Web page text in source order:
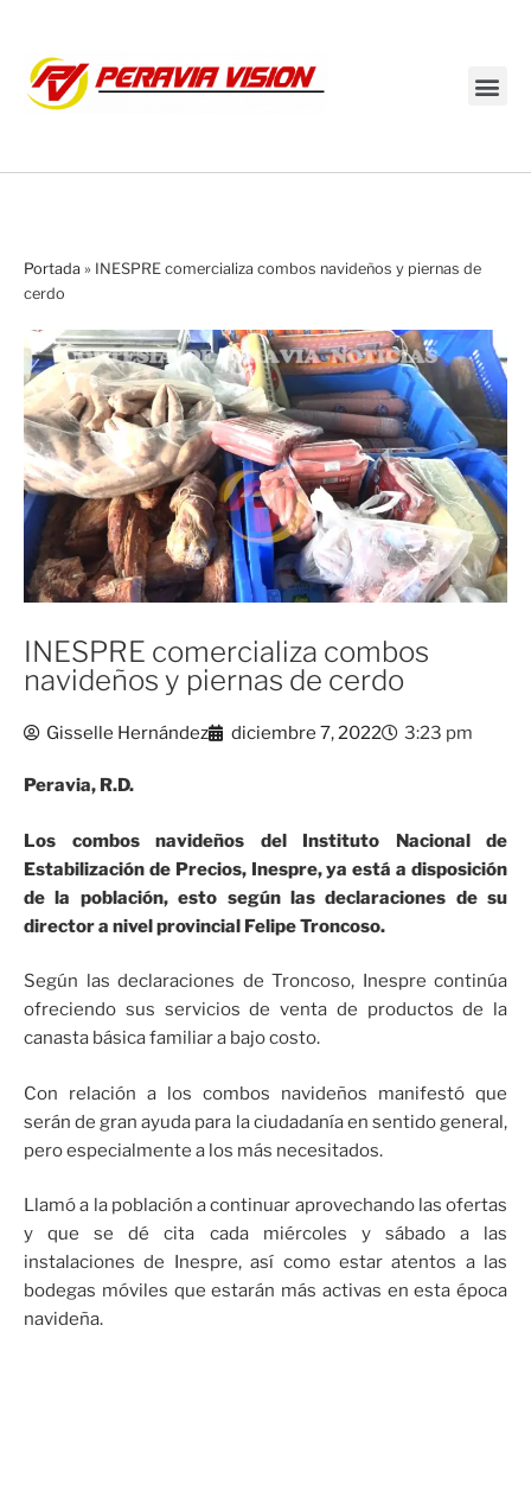
Portada » INESPRE comercializa combos navideños y piernas de
cerdo
INESPRE comercializa combos
navideños y piernas de cerdo
Gisselle Hernández diciembre 7, 2022 3:23 pm
Peravia, R.D.
Los combos navideños del Instituto Nacional de
Estabilización de Precios, Inespre, ya está a disposición
de la población, esto según las declaraciones de su
director a nivel provincial Felipe Troncoso.
Según las declaraciones de Troncoso, Inespre continúa
ofreciendo sus servicios de venta de productos de la
canasta básica familiar a bajo costo.
Con relación a los combos navideños manifestó que
serán de gran ayuda para la ciudadanía en sentido general,
pero especialmente a los más necesitados.
Llamó a la población a continuar aprovechando las ofertas
y que se dé cita cada miércoles y sábado a las
instalaciones de Inespre, así como estar atentos a las
bodegas móviles que estarán más activas en esta época
navideña.